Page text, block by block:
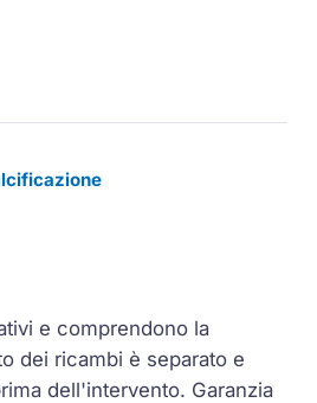
e comprendono la
dei ricambi è separato e
dell'intervento. Garanzia